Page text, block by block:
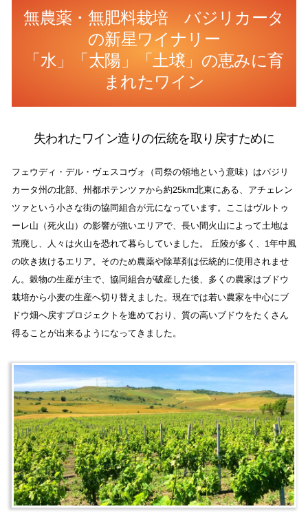
無農薬・無肥料栽培 バジリカータ
の新星ワイナリー
「水」「太陽」「土壌」の恵みに育
まれたワイン
失われたワイン造りの伝統を取り戻すために
フェウディ・デル・ヴェスコヴォ（司祭の領地という意味）はバジリ
カータ州の北部、州都ポテンツァから約25km北東にある、アチェレン
ツァという小さな街の協同組合が元になっています。ここはヴルトゥ
ーレ山（死火山）の影響が強いエリアで、長い間火山によって土地は
荒廃し、人々は火山を恐れて暮らしていました。 丘陵が多く、1年中風
の吹き抜けるエリア。そのため農薬や除草剤は伝統的に使用されませ
ん。穀物の生産が主で、協同組合が破産した後、多くの農家はブドウ
栽培から小麦の生産へ切り替えました。現在では若い農家を中心にブ
ドウ畑へ戻すプロジェクトを進めており、質の高いブドウをたくさん
得ることが出来るようになってきました。